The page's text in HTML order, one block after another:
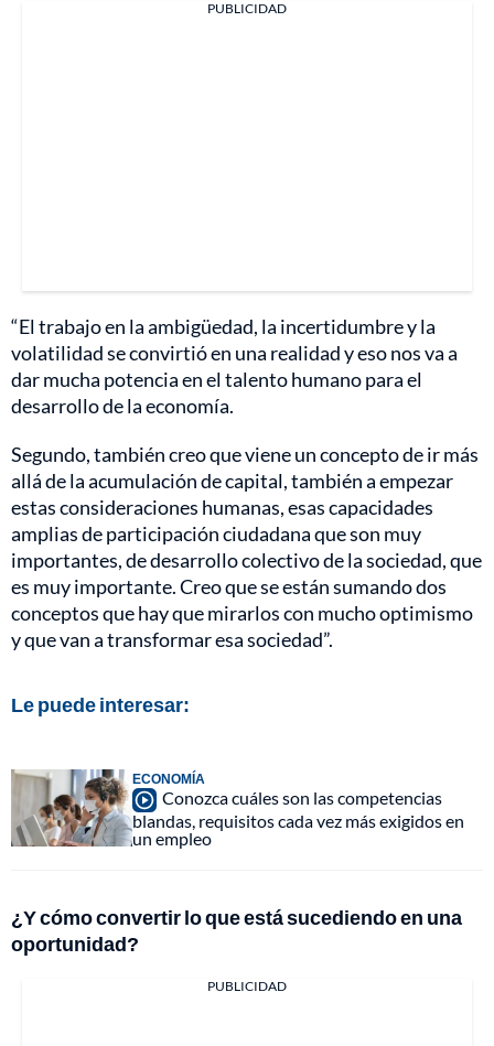
PUBLICIDAD
“El trabajo en la ambigüedad, la incertidumbre y la
volatilidad se convirtió en una realidad y eso nos va a
dar mucha potencia en el talento humano para el
desarrollo de la economía.
Segundo, también creo que viene un concepto de ir más
allá de la acumulación de capital, también a empezar
estas consideraciones humanas, esas capacidades
amplias de participación ciudadana que son muy
importantes, de desarrollo colectivo de la sociedad, que
es muy importante. Creo que se están sumando dos
conceptos que hay que mirarlos con mucho optimismo
y que van a transformar esa sociedad”.
Le puede interesar:
ECONOMÍA
Conozca cuáles son las competencias
blandas, requisitos cada vez más exigidos en
un empleo
¿Y cómo convertir lo que está sucediendo en una
oportunidad?
PUBLICIDAD